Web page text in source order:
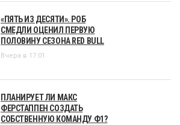
«ПЯТЬ ИЗ ДЕСЯТИ». РОБ
СМЕДЛИ ОЦЕНИЛ ПЕРВУЮ
ПОЛОВИНУ СЕЗОНА RED BULL
Вчера в 17:01
ПЛАНИРУЕТ ЛИ МАКС
ФЕРСТАППЕН СОЗДАТЬ
СОБСТВЕННУЮ КОМАНДУ Ф1?